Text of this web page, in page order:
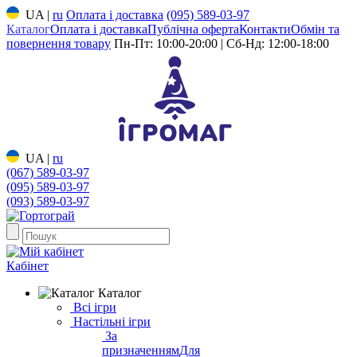
UA | ru Оплата і доставка (095) 589-03-97
КаталогОплата і доставкаПублічна офертаКонтактиОбмін та
повернення товару Пн-Пт: 10:00-20:00 | Сб-Нд: 12:00-18:00
UA | ru
(067) 589-03-97
(095) 589-03-97
(093) 589-03-97
Кабінет
Каталог
Всі ігри
Настільні ігри
За
призначеннямДля